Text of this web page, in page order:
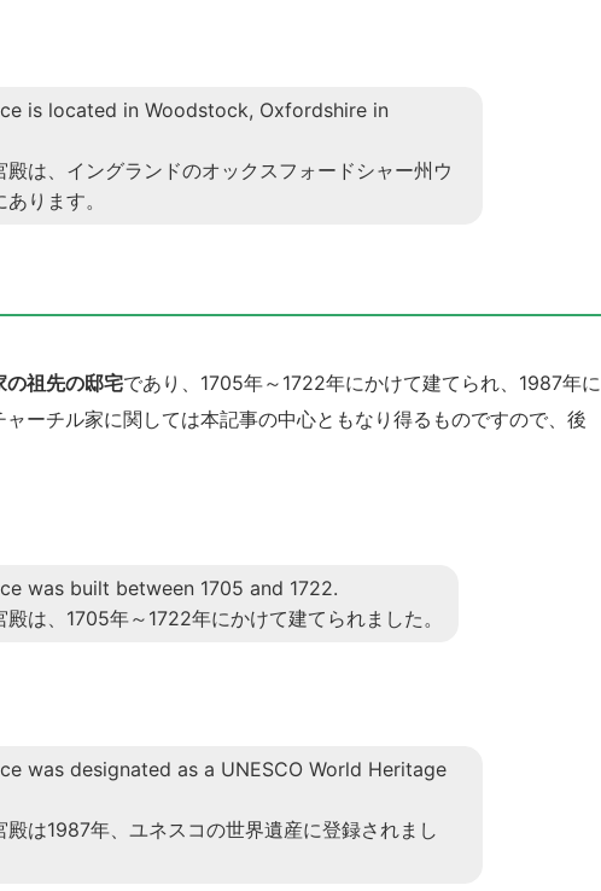
is located in Woodstock, Oxfordshire in
殿は、イングランドのオックスフォードシャー州ウ
ります。
の祖先の邸宅であり、1705年～1722年にかけて建てられ、1987年に
ーチル家に関しては本記事の中心ともなり得るものですので、後
was built between 1705 and 1722.
は、1705年～1722年にかけて建てられました。
was designated as a UNESCO World Heritage
殿は1987年、ユネスコの世界遺産に登録されまし